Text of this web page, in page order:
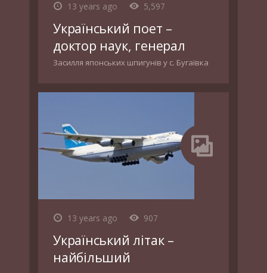
13 years ago 5,597
Український поет –
доктор наук, генерал
Засилля японських шпигунів у с. Бугаївка
13 years ago 907
Український літак –
найбільший